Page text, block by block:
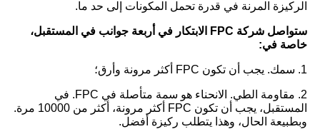
الركيزة المرنة في قدرة تحمل المكونات إلى حد ما.
ستواصل شركة FPC الابتكار في أربعة جوانب في المستقبل،
خاصة في:
1. سمك. يجب أن تكون FPC أكثر مرونة وأرق؛
2. مقاومة الطي. الانحناء هو سمة متأصلة في FPC. في
المستقبل، يجب أن تكون FPC أكثر مرونة، أكثر من 10000 مرة.
وبطبيعة الحال، وهذا يتطلب ركيزة أفضل.